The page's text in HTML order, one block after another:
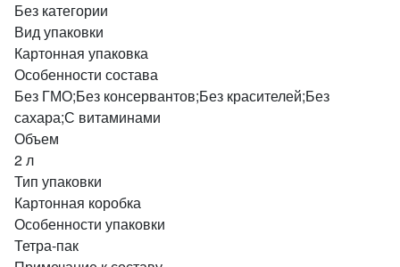
Без категории
Вид упаковки
Картонная упаковка
Особенности состава
Без ГМО;Без консервантов;Без красителей;Без
сахара;С витаминами
Объем
2 л
Тип упаковки
Картонная коробка
Особенности упаковки
Тетра-пак